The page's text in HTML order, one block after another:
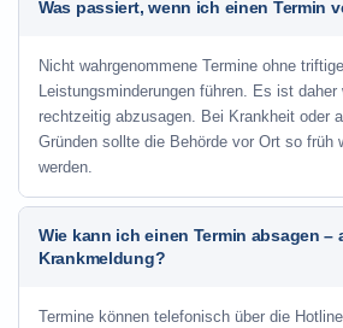
Was passiert, wenn ich einen Termin
Nicht wahrgenommene Termine ohne
Leistungsminderungen führen. Es ist daher
rechtzeitig abzusagen. Bei Krankheit oder
Gründen sollte die Behörde vor Ort so früh
werden.
Wie kann ich einen Termin absagen –
Krankmeldung?
Termine können telefonisch über die Hotline